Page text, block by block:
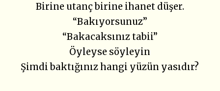
Birine utanç birine ihanet düşer.
“Bakıyorsunuz”
“Bakacaksınız tabii”
Öyleyse söyleyin
Şimdi baktığınız hangi yüzün yasıdır?